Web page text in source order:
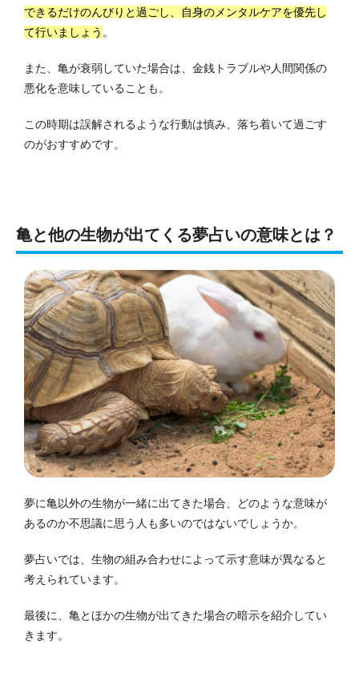
できるだけのんびりと過ごし、自身のメンタルケアを優先し
て行いましょう 。
また、亀が衰弱していた場合は、金銭トラブルや人間関係の
悪化を意味していることも。
この時期は誤解されるような行動は慎み、落ち着いて過ごす
のがおすすめです。
亀と他の生物が出てくる夢占いの意味とは？
夢に亀以外の生物が一緒に出てきた場合、どのような意味が
あるのか不思議に思う人も多いのではないでしょうか。
夢占いでは、生物の組み合わせによって示す意味が異なると
考えられています。
最後に、亀とほかの生物が出てきた場合の暗示を紹介してい
きます。